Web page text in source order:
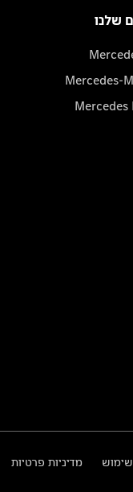
שלנו
Mercedes-
Mercedes
מדיניות פרטיות